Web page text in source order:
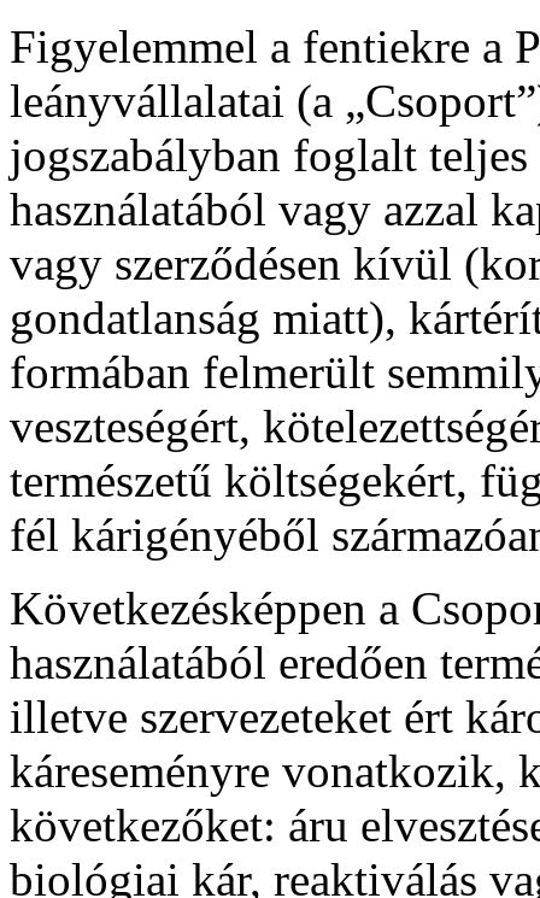
Figyelemmel a fentiekre a
leányvállalatai (a
jogszabályban foglalt
használatából vagy azzal
vagy szerződésen kívül
gondatlanság miatt),
formában felmerült
veszteségért,
természetű költségekért,
fél kárigényéből
Következésképpen a
használatából eredően
illetve szervezeteket ért
káreseményre vonatkozik,
következőket: áru
biológiai kár, reaktiválás